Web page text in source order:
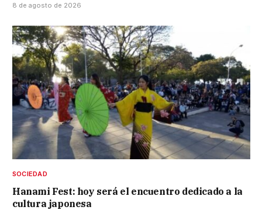
8 de agosto de 2026
SOCIEDAD
Hanami Fest: hoy será el encuentro dedicado a la
cultura japonesa